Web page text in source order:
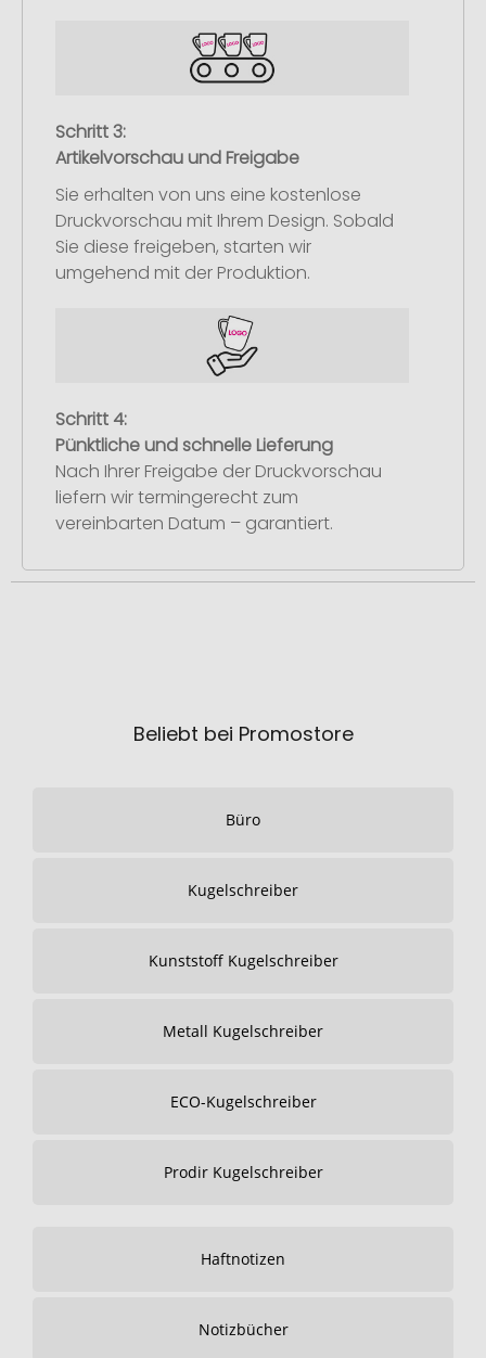
Schritt 3:
Artikelvorschau und Freigabe
Sie erhalten von uns eine kostenlose
Druckvorschau mit Ihrem Design. Sobald
Sie diese freigeben, starten wir
umgehend mit der Produktion.
Schritt 4:
Pünktliche und schnelle Lieferung
Nach Ihrer Freigabe der Druckvorschau
liefern wir termingerecht zum
vereinbarten Datum – garantiert.
Beliebt bei Promostore
Büro
Kugelschreiber
Kunststoff Kugelschreiber
Metall Kugelschreiber
ECO-Kugelschreiber
Prodir Kugelschreiber
Haftnotizen
Notizbücher